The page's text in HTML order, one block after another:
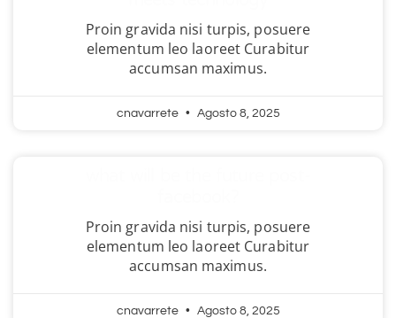
Proin gravida nisi turpis, posuere
elementum leo laoreet Curabitur
accumsan maximus.
cnavarrete Agosto 8, 2025
Proin gravida nisi turpis, posuere
elementum leo laoreet Curabitur
accumsan maximus.
cnavarrete Agosto 8, 2025